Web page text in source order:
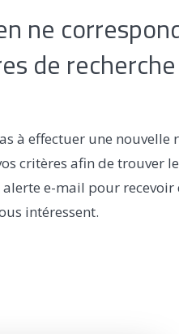
ne
de recherche
à effectuer une nouvelle
critères afin de trouver
alerte e-mail pour recevoir
intéressent.